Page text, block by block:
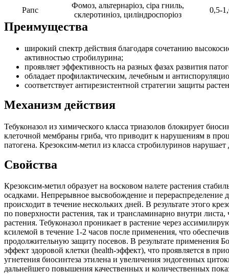
Рапс
Фомоз, альтернаріоз, сіра гниль,
склеротиніоз, циліндроспоріоз
0,5-
Преимущества
широкий спектр действия благодаря сочетанию
активностью стробилурина;
проявляет эффективность на разных фазах развития
обладает профилактическим, лечебным и
соответствует антирезистентной стратегии защиты
Механизм действия
Тебуконазол из химического класса триазолов блокирует
клеточной мембраны гриба, что приводит к нарушениям в
патогена. Крезоксим-метил из класса стробилуринов
Свойства
Крезоксим-метил образует на восковом налете растения
осадками. Непрерывное высвобождение и перераспределение
происходит в течение нескольких дней. В результате этого
по поверхности растения, так и трансламинарно внутри
растения. Тебуконазол проникает в растение через
ксилемой в течение 1-2 часов после применения, что
продолжительную защиту посевов. В результате применения
эффект здоровой клетки (health-эффект), что проявляется в
угнетения биосинтеза этилена и увеличения эндогенных
дальнейшего повышения качественных и количественных